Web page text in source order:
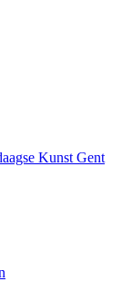
Kunst Gent